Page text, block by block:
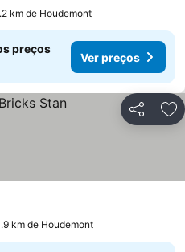
km de Houdemont
preços
Ver preços
Partilhar
km de Houdemont